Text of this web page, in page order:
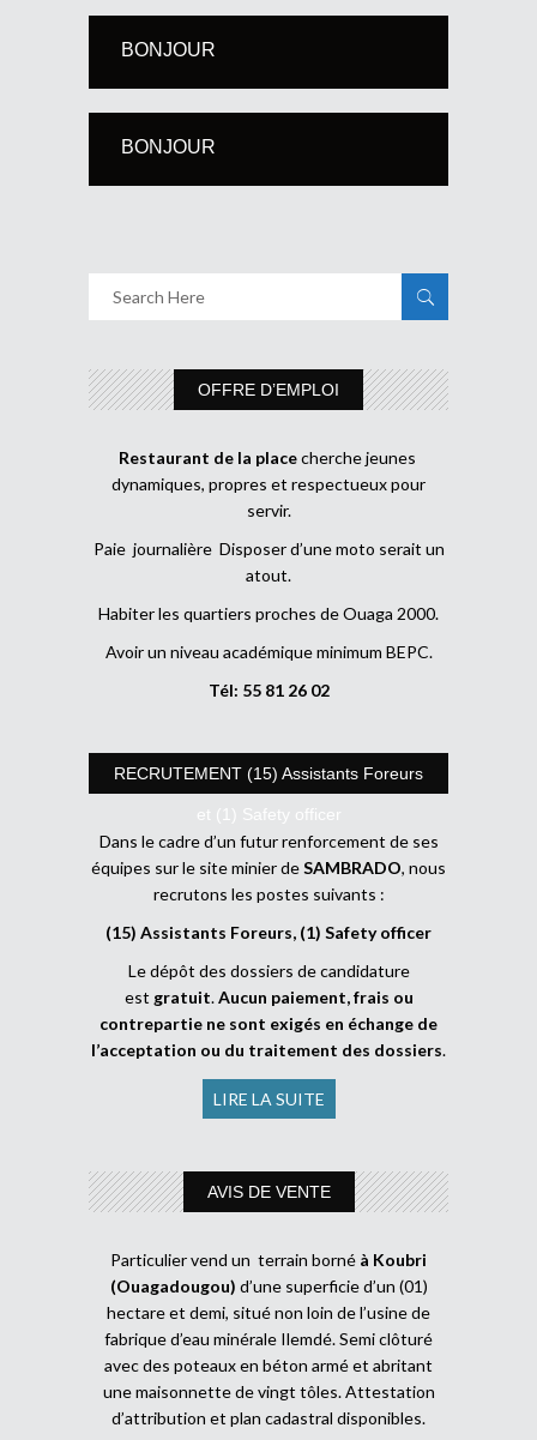
BONJOUR
BONJOUR
OFFRE D’EMPLOI
Restaurant de la placecherche jeunes
dynamiques, propres et respectueux pour
servir.
Paie journalière Disposer d’une moto serait un
atout.
Habiter les quartiers proches de Ouaga 2000.
Avoir un niveau académique minimum BEPC.
Tél: 55 81 26 02
RECRUTEMENT (15) Assistants Foreurs
et (1) Safety officer
Dans le cadre d’un futur renforcement de ses
équipes sur le site minier deSAMBRADO, nous
recrutons les postes suivants :
(15) Assistants Foreurs, (1) Safety officer
Le dépôt des dossiers de candidature
est gratuit.Aucun paiement, frais ou
contrepartie ne sont exigés en échange de
l’acceptation ou du traitement des dossiers.
LIRE LA SUITE
AVIS DE VENTE
Particulier vend un terrain borné à Koubri
(Ouagadougou) d’une superficie d’un (01)
hectare et demi, situé non loin de l’usine de
fabrique d’eau minérale Ilemdé. Semi clôturé
avec des poteaux en béton armé et abritant
une maisonnette de vingt tôles. Attestation
d’attribution et plan cadastral disponibles.